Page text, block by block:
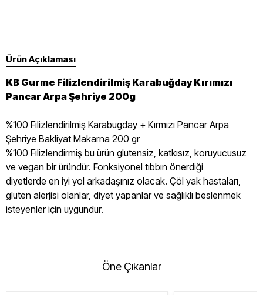
Ürün Açıklaması
KB Gurme Filizlendirilmiş Karabuğday Kırımızı
Pancar Arpa Şehriye 200g
%100 Filizlendirilmiş Karabugday + Kırmızı Pancar Arpa
Şehriye Bakliyat Makarna 200 gr
%100 Filizlendirmiş bu ürün glutensiz, katkısız, koruyucusuz
ve vegan bir üründür. Fonksiyonel tıbbın önerdiği
diyetlerde en iyi yol arkadaşınız olacak. Çöl yak hastaları,
gluten alerjisi olanlar, diyet yapanlar ve sağlıklı beslenmek
isteyenler için uygundur.
Öne Çıkanlar